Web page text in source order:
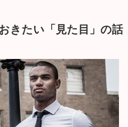
きたい「見た目」の話